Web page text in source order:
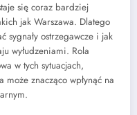
się coraz bardziej
jak Warszawa. Dlatego
sygnały ostrzegawcze i jak
wyłudzeniami. Rola
w tych sytuacjach,
znacząco wpłynąć na